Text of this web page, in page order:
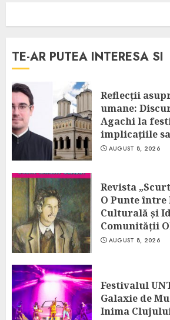
TE-AR PUTEA INTERESA SI
Reflecții
umane:
Agachi la
implicațiile
AUGUST 8, 2026
Revista
O Punte între
Culturală și
Comunității
AUGUST 8, 2026
Festivalul
Galaxie de
Inima